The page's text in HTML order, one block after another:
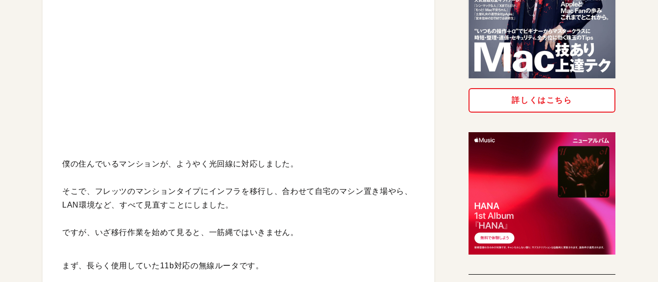
僕の住んでいるマンションが、ようやく光回線に対応しました。
そこで、フレッツのマンションタイプにインフラを移行し、合わせて自宅のマシン置き場やら、
LAN環境など、すべて見直すことにしました。
ですが、いざ移行作業を始めて見ると、一筋縄ではいきません。
まず、長らく使用していた11b対応の無線ルータです。
詳しくはこちら